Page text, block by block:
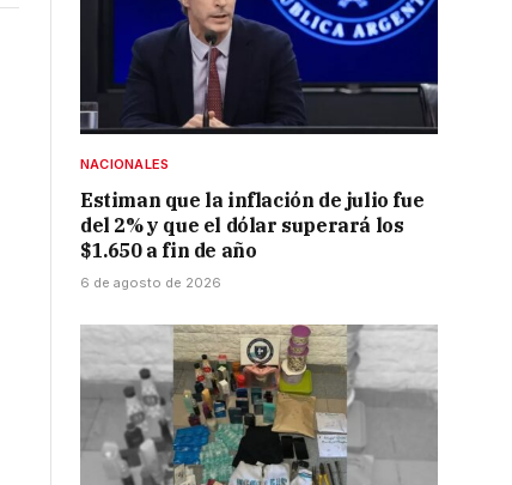
NACIONALES
Estiman que la inflación de julio fue
del 2% y que el dólar superará los
$1.650 a fin de año
6 de agosto de 2026